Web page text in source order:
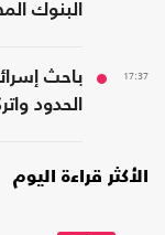
البنوك
17:37
باحث
الحدود
الأكثر قراءة اليوم